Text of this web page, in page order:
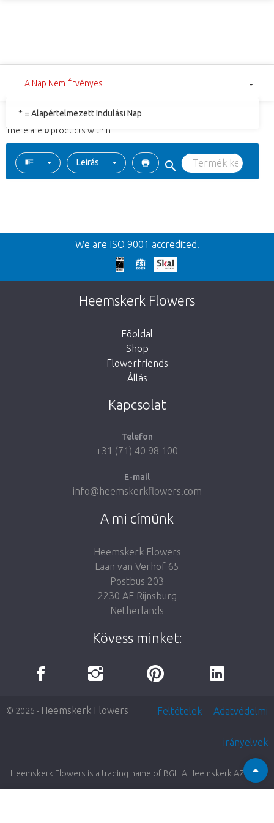
A Nap Nem Érvényes
* = Alapértelmezett Indulási Nap
There are 0 products within
Leírás
Vissza
We're sorry
This page does not exist. Click on the
button below to return to the shop.
We are ISO 9001 accredited.
Heemskerk Flowers
Fõoldal
Shop
Flowerfriends
Állás
Kapcsolat
Telefon
+31 (71) 40 98 100
E-mail
info@heemskerkflowers.com
A mi címünk
Heemskerk Flowers
Laan van Verhof 65
Postbus 203
2230 AE Rijnsburg
Netherlands
Kövess minket:
© 2026 - Heemskerk Flowers Feltételek Adatvédelmi
irányelvek
Heemskerk Flowers is a trading name of BGH A.Heemskerk AZN b.v.